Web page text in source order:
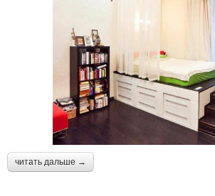
читать дальше →